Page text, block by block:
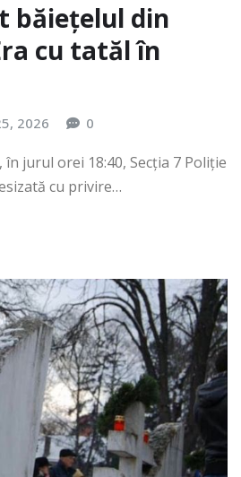
băiețelul din
cu tatăl în
2026 0
în jurul orei 18:40, Secția 7 Poliție
cu privire…